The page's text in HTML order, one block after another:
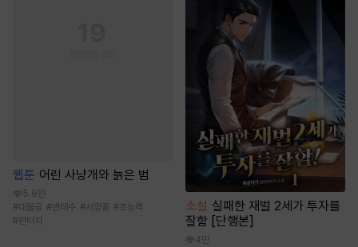
웹툰 어린 사냥개와 늙은 범
5.9만
#대물공 #변태수 #서양풍 #초능력
#판타지
소설 실패한 재벌 2세가 투자를
잘함 [단행본]
4만